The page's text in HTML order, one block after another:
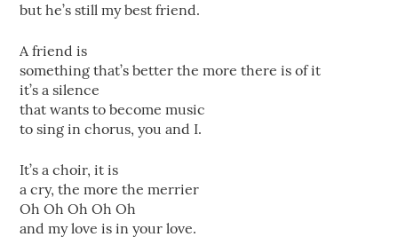
but he’s still my best friend.
A friend is
something that’s better the more there is of it
it’s a silence
that wants to become music
to sing in chorus, you and I.
It’s a choir, it is
a cry, the more the merrier
Oh Oh Oh Oh Oh
and my love is in your love.